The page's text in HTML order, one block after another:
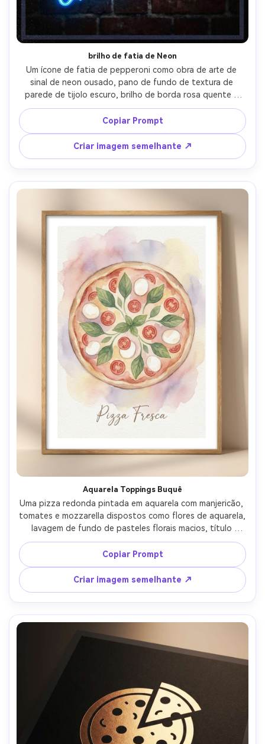
brilho de fatia de Neon
Um ícone de fatia de pepperoni como obra de arte de
sinal de neon ousado, pano de fundo de textura de
parede de tijolo escuro, brilho de borda rosa quente e
azul elétrico, contraste de cores cinematográficas, leitura
de tipografia com letras à mão "aberto tarde", grão sutil,
layout de pôster de alto contraste com margens seguras
para impressão, linhagem afiada, sensação pronta para
serigrafia, lente de 85mm, profundidade de campo rasa-
AR 4:5
Copiar Prompt
Criar imagem semelhante ↗
Aquarela Toppings Buquê
Uma pizza redonda pintada em aquarela com manjericão,
tomates e mozzarella dispostos como flores de aquarela,
lavagem de fundo de pasteles florais macios, título
tipográfico delicado escrito à mão, composição arejada,
estética elegante de impressão de presente, pôster de
alta resolução, borda limpa, textura de papel sutil,
acabamento de qualidade de galeria, lente de 85mm,
profundidade de campo rasa, iluminação cinematográfica
suave-AR 4:5
Copiar Prompt
Criar imagem semelhante ↗